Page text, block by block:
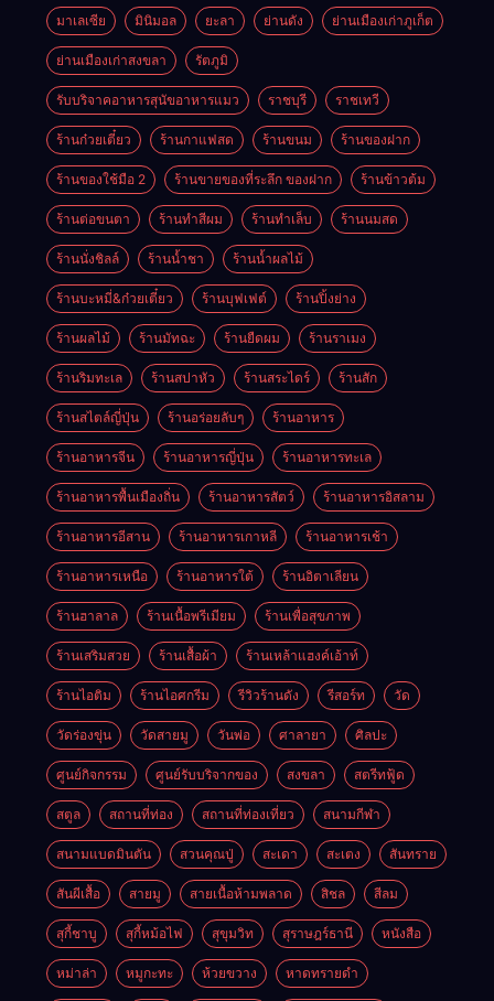
มาเลเซีย มินิมอล ยะลา ย่านดัง ย่านเมืองเก่าภูเก็ต
ย่านเมืองเก่าสงขลา รัตภูมิ
รับบริจาคอาหารสุนัขอาหารแมว ราชบุรี ราชเทวี
ร้านก๋วยเตี๋ยว ร้านกาแฟสด ร้านขนม ร้านของฝาก
ร้านของใช้มือ 2 ร้านขายของที่ระลึก ของฝาก ร้านข้าวต้ม
ร้านต่อขนตา ร้านทำสีผม ร้านทำเล็บ ร้านนมสด
ร้านนั่งชิลล์ ร้านน้ำชา ร้านน้ำผลไม้
ร้านบะหมี่&ก๋วยเตี๋ยว ร้านบุฟเฟต์ ร้านปิ้งย่าง
ร้านผลไม้ ร้านมัทฉะ ร้านยืดผม ร้านราเมง
ร้านริมทะเล ร้านสปาหัว ร้านสระไดร์ ร้านสัก
ร้านสไตล์ญี่ปุ่น ร้านอร่อยลับๆ ร้านอาหาร
ร้านอาหารจีน ร้านอาหารญี่ปุ่น ร้านอาหารทะเล
ร้านอาหารพื้นเมืองถิ่น ร้านอาหารสัตว์ ร้านอาหารอิสลาม
ร้านอาหารอีสาน ร้านอาหารเกาหลี ร้านอาหารเช้า
ร้านอาหารเหนือ ร้านอาหารใต้ ร้านอิตาเลียน
ร้านฮาลาล ร้านเนื้อพรีเมียม ร้านเพื่อสุขภาพ
ร้านเสริมสวย ร้านเสื้อผ้า ร้านเหล้าแฮงค์เอ้าท์
ร้านไอติม ร้านไอศกรีม รีวิวร้านดัง รีสอร์ท วัด
วัดร่องขุ่น วัดสายมู วันพ่อ ศาลายา ศิลปะ
ศูนย์กิจกรรม ศูนย์รับบริจากของ สงขลา สตรีทฟู้ด
สตูล สถานที่ท่อง สถานที่ท่องเที่ยว สนามกีฬา
สนามแบดมินตัน สวนคุณปู่ สะเดา สะเตง สันทราย
สันผีเสื้อ สายมู สายเนื้อห้ามพลาด สิชล สีลม
สุกี้ชาบู สุกี้หม้อไฟ สุขุมวิท สุราษฎร์ธานี หนังสือ
หม่าล่า หมูกะทะ ห้วยขวาง หาดทรายดำ